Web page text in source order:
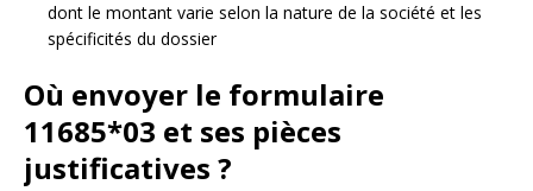
dont le montant varie selon la nature de la société et les
spécificités du dossier
Où envoyer le formulaire
11685*03 et ses pièces
justificatives ?